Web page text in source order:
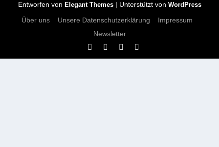
Entworfen von Elegant Themes| Unterstützt von WordPress
Über uns Unsere Datenschutzerklärung
Impressum
Newsletter